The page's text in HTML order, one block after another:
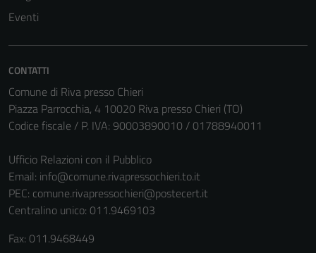
Eventi
CONTATTI
Comune di Riva presso Chieri
Piazza Parrocchia, 4 10020 Riva presso Chieri (TO)
Codice fiscale / P. IVA: 90003890010 / 01788940011
Ufficio Relazioni con il Pubblico
Email: info@comune.rivapressochieri.to.it
PEC: comune.rivapressochieri@postecert.it
Centralino unico: 011.9469103
Fax: 011.9468449
sono necessari
possono
essere
non raccolgono
informazioni